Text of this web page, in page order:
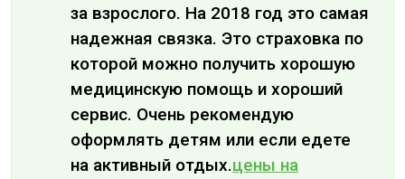
за взрослого. На 2018 год это самая
надежная связка. Это страховка по
которой можно получить хорошую
медицинскую помощь и хороший
сервис. Очень рекомендую
оформлять детям или если едете
на активный отдых.цены на